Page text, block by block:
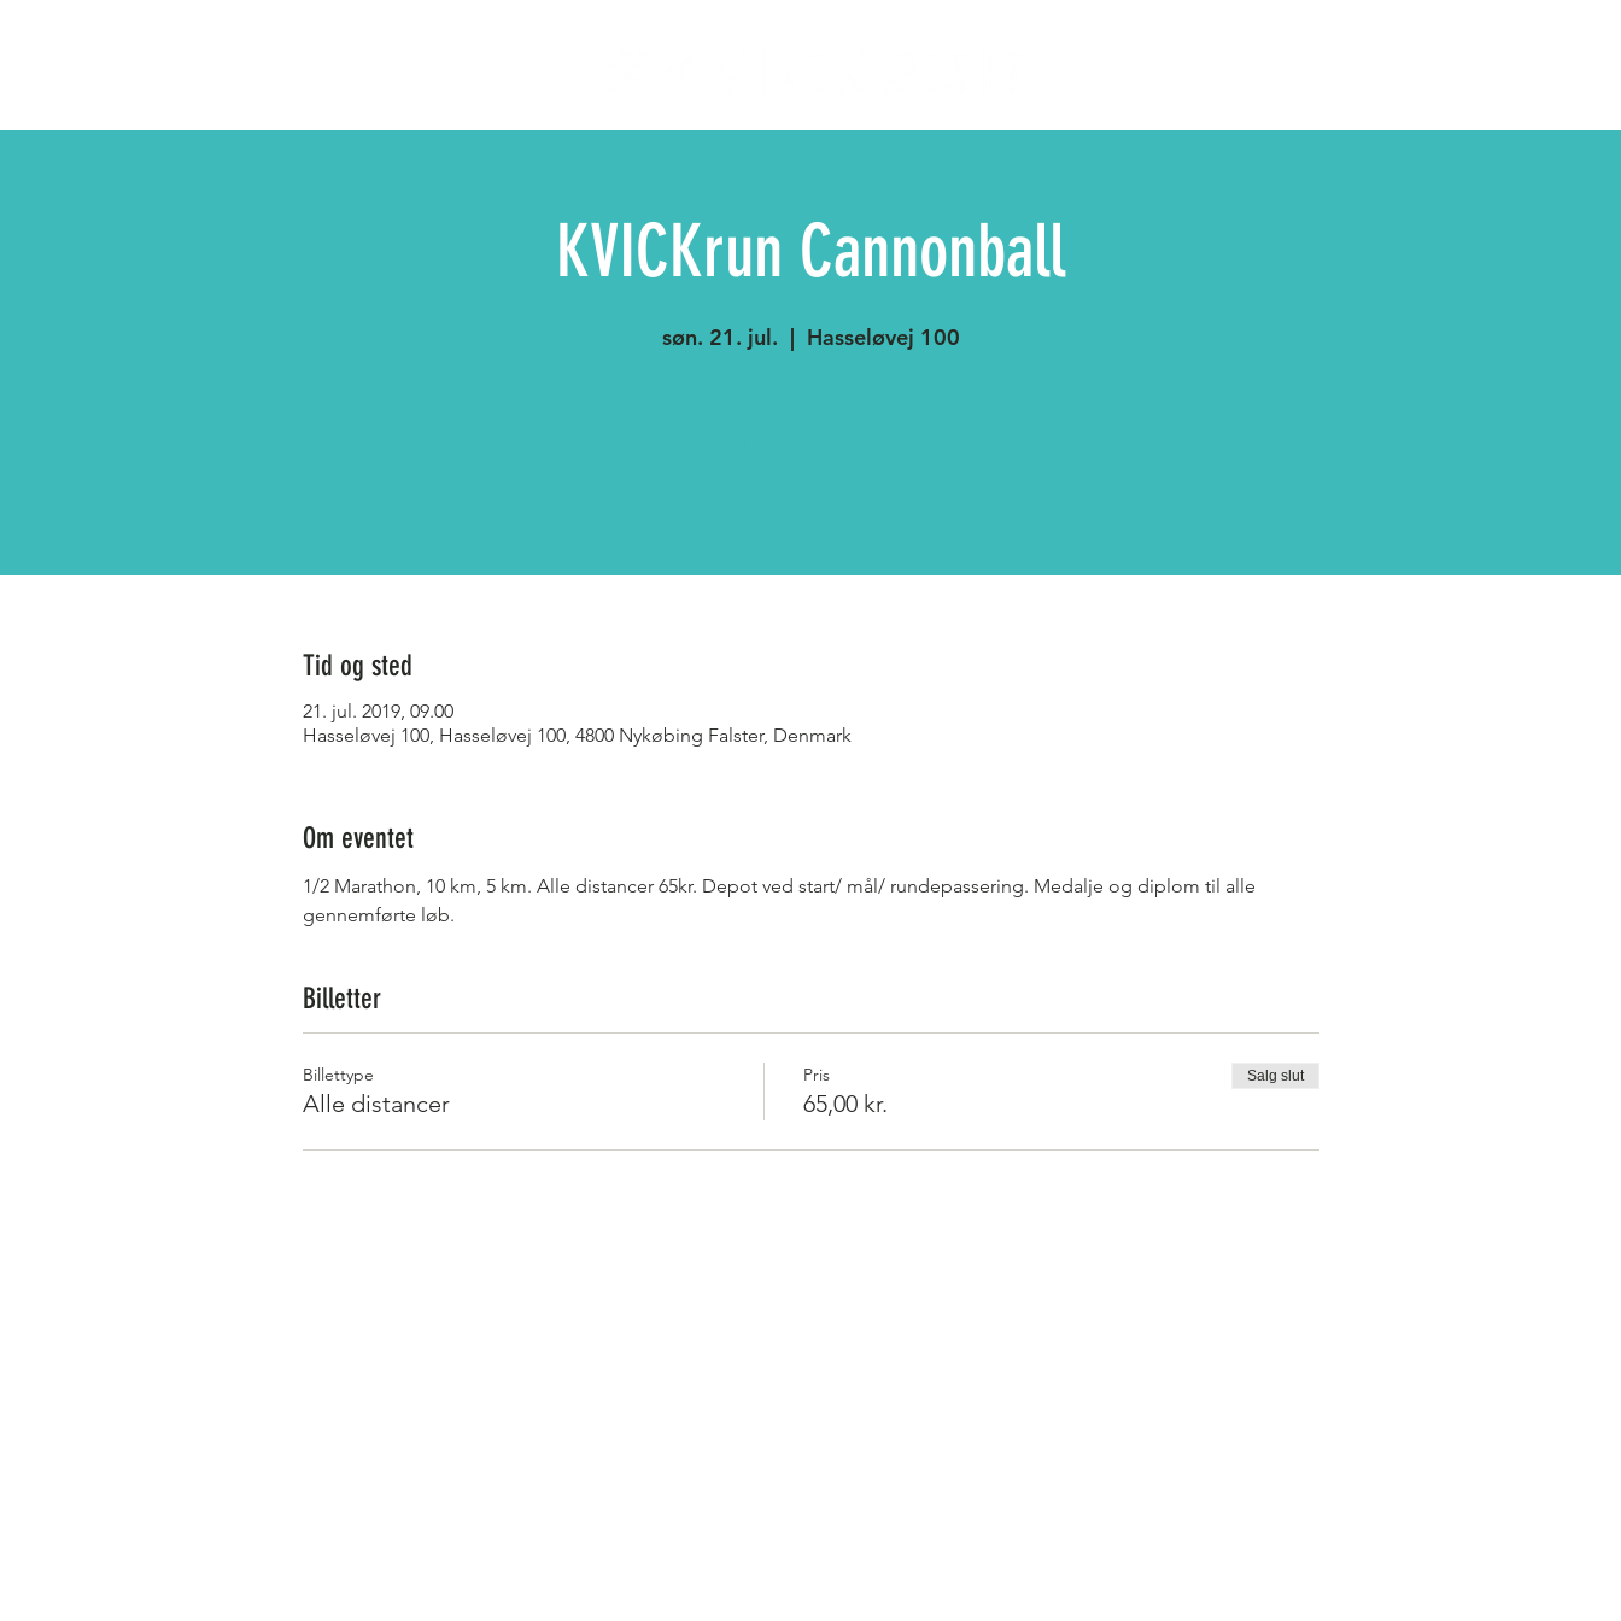
KVICKrun Cannonball
søn. 21. jul.
  |
Hasseløvej 100
Tid og sted
21. jul. 2019, 09.00
Hasseløvej 100, Hasseløvej 100, 4800 Nykøbing Falster, Denmark
Om eventet
1/2 Marathon, 10 km, 5 km. Alle distancer 65kr. Depot ved start/ mål/ rundepassering. Medalje og diplom til alle
gennemførte løb.
Billetter
Billettype
Alle distancer
Pris
65,00 kr.
Salg slut